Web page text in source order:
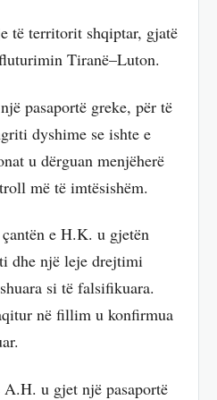
të territorit shqiptar, gjatë
Tiranë–Luton.
pasaportë greke, për të
dyshime se ishte e
u dërguan menjëherë
më të imtësishëm.
e H.K. u gjetën
dhe një leje drejtimi
si të falsifikuara.
në fillim u konfirmua
u gjet një pasaportë